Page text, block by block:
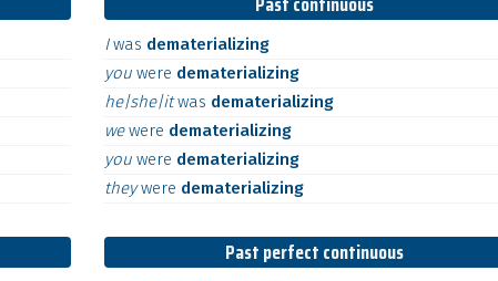
Iwas dematerializing
you were dematerializing
he|she|itwas dematerializing
wewere dematerializing
you were dematerializing
theywere dematerializing
Past perfect continuous